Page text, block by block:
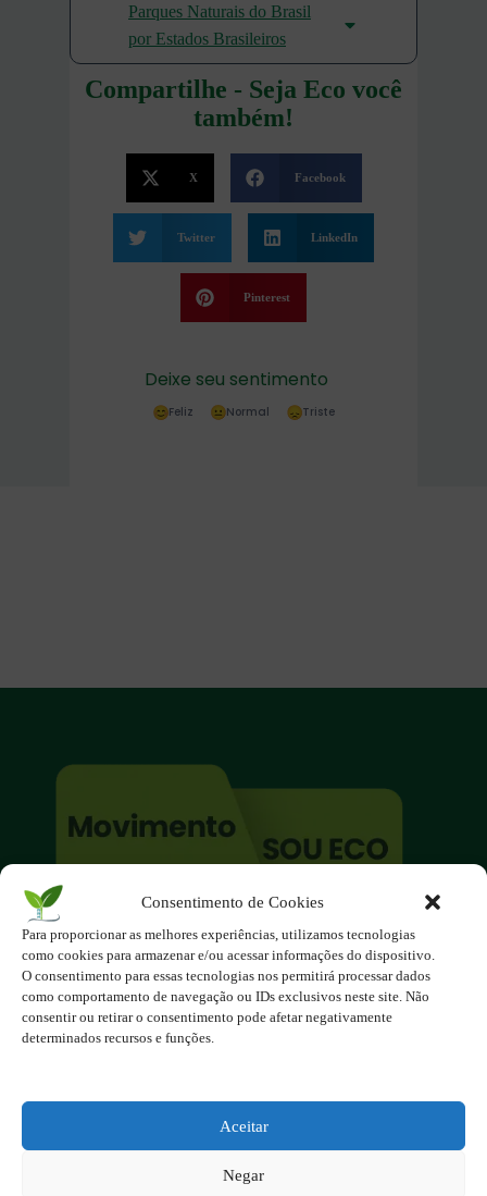
Consentimento de Cookies
Para proporcionar as melhores experiências, utilizamos tecnologias
como cookies para armazenar e/ou acessar informações do dispositivo.
O consentimento para essas tecnologias nos permitirá processar dados
como comportamento de navegação ou IDs exclusivos neste site. Não
consentir ou retirar o consentimento pode afetar negativamente
determinados recursos e funções.
Aceitar
Negar
Parques Naturais do Brasil
por Estados Brasileiros
Compartilhe - Seja Eco você
também!
X Facebook
Twitter LinkedIn
Pinterest
Deixe seu sentimento
Feliz Normal Triste
O site é um movimento ambientalista!
Participe você também!
Podemos fazer muito
se nos unirmos!
Inscreva-se na Newsletter
2025 - Todos os direitos reservados à